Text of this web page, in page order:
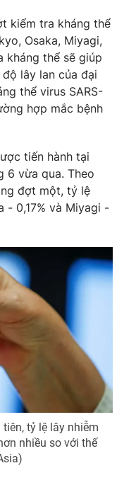
video
thao
kiểm tra kháng thể
Osaka, Miyagi,
kháng thể sẽ giúp
lây lan của đại
thể virus SARS-
hợp mắc bệnh
tiến hành tại
6 vừa qua. Theo
đợt một, tỷ lệ
- 0,17% và Miyagi -
tỷ lệ lây nhiễm
nhiều so với thế